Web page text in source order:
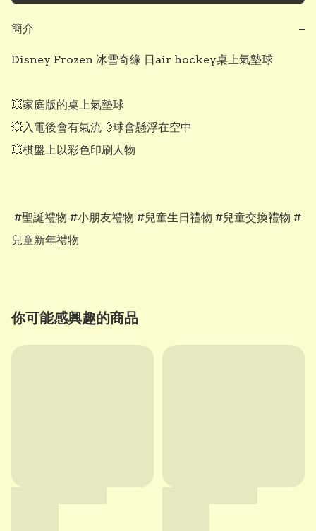
簡介 −
Disney Frozen 冰雪奇緣 日air hockey桌上氣墊球
💥家庭版的桌上氣墊球
💥入電後會有氣流💨球會懸浮在空中
💥棋盤上以彩色印刷人物
兒童新年禮物
你可能感興趣的商品